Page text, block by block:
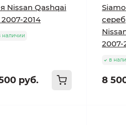
Nissan Qashqai
2007-2014
наличии
руб.
2007-
в
8